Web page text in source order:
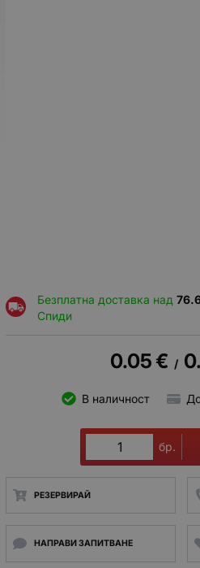
Безплатна доставка над
Спиди
0.05€ /
В наличност
бр.
РЕЗЕРВИРАЙ
НАПРАВИ ЗАПИТВАНЕ